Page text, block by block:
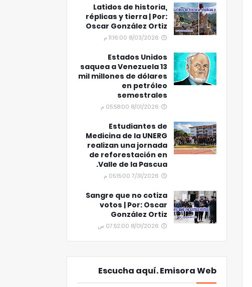
Latidos de historia,
réplicas y tierra | Por:
Oscar González Ortiz
8/03/2026 11:16:00 م
Estados Unidos
saquea a Venezuela 13
mil millones de dólares
en petróleo
semestrales
8/01/2026 05:58:00 م
Estudiantes de
Medicina de la UNERG
realizan una jornada
de reforestación en
Valle de la Pascua.
7/31/2026 05:15:00 م
Sangre que no cotiza
votos | Por: Oscar
González Ortiz
8/01/2026 07:52:00 ص
Escucha aquí. Emisora Web